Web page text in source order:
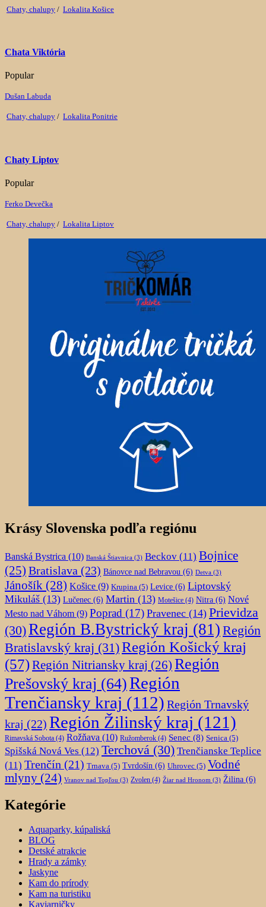
Chaty, chalupy / Lokalita Košice
Chata Viktória
Popular
Dušan Labuda
Chaty, chalupy / Lokalita Ponitrie
Chaty Liptov
Popular
Ferko Devečka
Chaty, chalupy / Lokalita Liptov
Krásy Slovenska podľa regiónu
Banská Bystrica (10) Banská Štiavnica (3) Beckov (11) Bojnice
(25) Bratislava (23) Bánovce nad Bebravou (6) Detva (3)
Jánošík (28) Košice (9) Krupina (5) Levice (6) Liptovský
Mikuláš (13) Lučenec (6) Martin (13) Motešice (4) Nitra (6) Nové
Mesto nad Váhom (9) Poprad (17) Pravenec (14) Prievidza
(30)Región B.Bystrický kraj (81) Región
Bratislavský kraj (31)Región Košický kraj
(57)Región Nitriansky kraj (26) Región
Prešovský kraj (64)Región
Trenčiansky kraj (112) Región Trnavský
kraj (22) Región Žilinský kraj (121)
Rimavská Sobota (4) Rožňava (10) Ružomberok (4) Senec (8) Senica (5)
Spišská Nová Ves (12) Terchová (30) Trenčianske Teplice
(11) Trenčín (21) Trnava (5) Tvrdošín (6) Uhrovec (5) Vodné
mlyny (24) Vranov nad Topľou (3) Zvolen (4) Žiar nad Hronom (3) Žilina (6)
Kategórie
Aquaparky, kúpaliská
BLOG
Detské atrakcie
Hrady a zámky
Jaskyne
Kam do prírody
Kam na turistiku
Kaviarničky